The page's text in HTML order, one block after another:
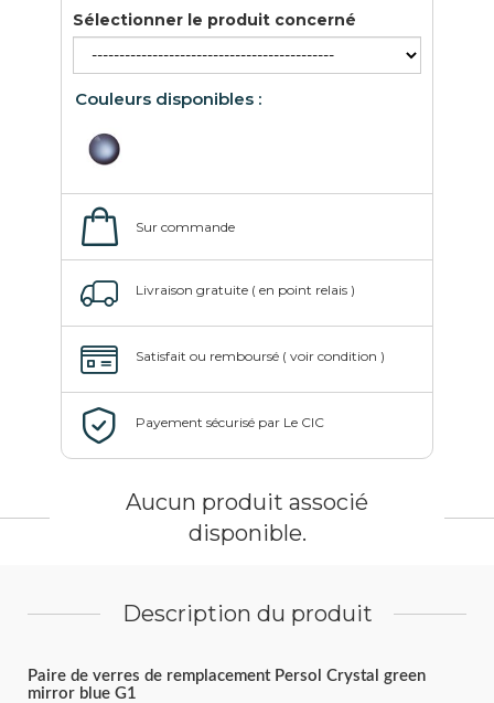
Sélectionner le produit concerné
Description du produit
Paire de verres de remplacement Persol Crystal green
mirror blue G1
Aucun produit associé
disponible.